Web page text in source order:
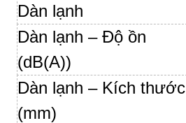
Dàn lạnh
Dàn lạnh – Độ ồn
(dB(A))
Dàn lạnh – Kích thước
(mm)